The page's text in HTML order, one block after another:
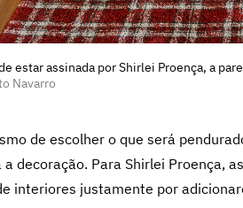
estar assinada por Shirlei Proença, a
Navarro
de escolher o que será
a decoração. Para Shirlei Proença,
interiores justamente por